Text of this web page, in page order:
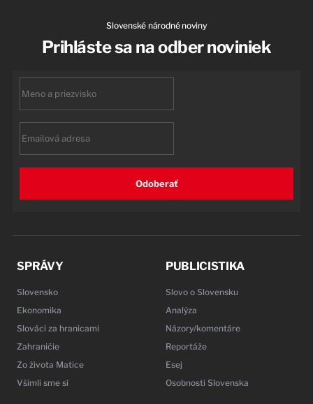
Slovenské národné noviny
Prihláste sa na odber noviniek
Odoberať
SPRÁVY
Slovensko
Ekonomika
Slováci za hranicami
Zahraničie
Zo života Matice
Všimli sme si
PUBLICISTIKA
Slovo o Slovensku
Analýza
Názory/komentáre
Reportáže
Esej
Osobnosti Slovenska